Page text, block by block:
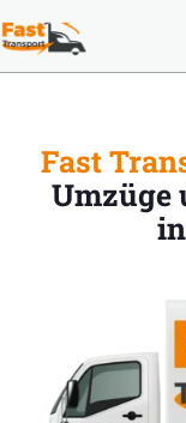
Fast
Umzüge
in